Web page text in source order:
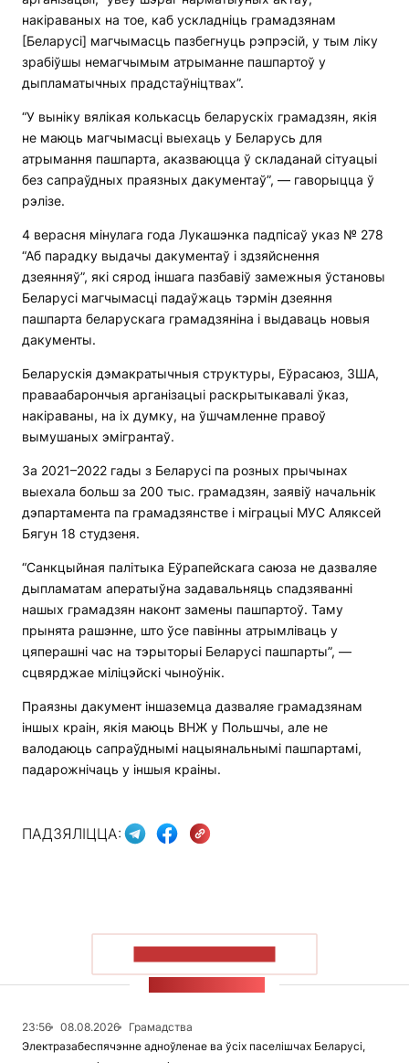
накіраваных на тое, каб ускладніць грамадзянам
[Беларусі] магчымасць пазбегнуць рэпрэсій, у тым ліку
зрабіўшы немагчымым атрыманне пашпартоў у
дыпламатычных прадстаўніцтвах”.
“У выніку вялікая колькасць беларускіх грамадзян, якія
не маюць магчымасці выехаць у Беларусь для
атрымання пашпарта, аказваюцца ў складанай сітуацыі
без сапраўдных праязных дакументаў”, — гаворыцца ў
рэлізе.
4 верасня мінулага года Лукашэнка падпісаў указ № 278
“Аб парадку выдачы дакументаў і здзяйснення
дзеянняў”, які сярод іншага пазбавіў замежныя ўстановы
Беларусі магчымасці падаўжаць тэрмін дзеяння
пашпарта беларускага грамадзяніна і выдаваць новыя
дакументы.
Беларускія дэмакратычныя структуры, Еўрасаюз, ЗША,
праваабарончыя арганізацыі раскрытыкавалі ўказ,
накіраваны, на іх думку, на ўшчамленне правоў
вымушаных эмігрантаў.
За 2021–2022 гады з Беларусі па розных прычынах
выехала больш за 200 тыс. грамадзян, заявіў начальнік
дэпартамента па грамадзянстве і міграцыі МУС Аляксей
Бягун 18 студзеня.
“Санкцыйная палітыка Еўрапейскага саюза не дазваляе
дыпламатам аператыўна задавальняць спадзяванні
нашых грамадзян наконт замены пашпартоў. Таму
прынята рашэнне, што ўсе павінны атрымліваць у
цяперашні час на тэрыторыі Беларусі пашпарты”, —
сцвярджае міліцэйскі чыноўнік.
Праязны дакумент іншаземца дазваляе грамадзянам
іншых краін, якія маюць ВНЖ у Польшчы, але не
валодаюць сапраўднымі нацыянальнымі пашпартамі,
падарожнічаць у іншыя краіны.
ПАДЗЯЛІЦЦА:
23:56 08.08.2026
Грамадства
Электразабеспячэнне адноўленае ва ўсіх паселішчах Беларусі,